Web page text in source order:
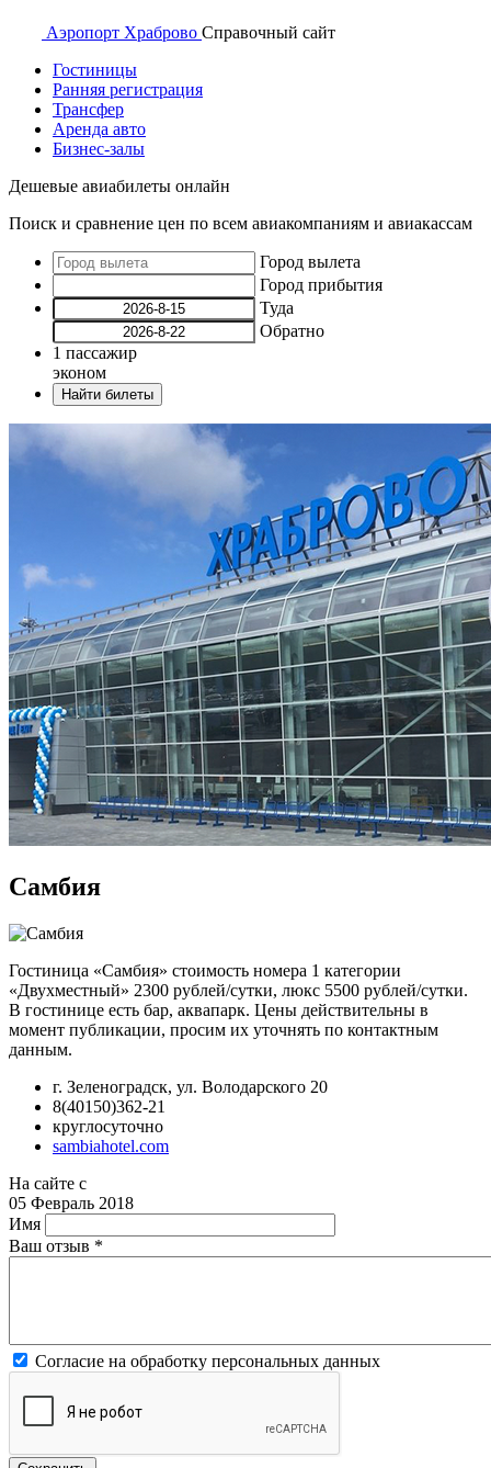
Аэропорт Храброво Справочный сайт
Гостиницы
Ранняя регистрация
Трансфер
Аренда авто
Бизнес-залы
Дешевые авиабилеты онлайн
Поиск и сравнение цен по всем авиакомпаниям и авиакассам
Город вылета
Город прибытия
Туда
Обратно
1 пассажир
эконом
Найти билеты
Самбия
Гостиница «Самбия» стоимость номера 1 категории
«Двухместный» 2300 рублей/сутки, люкс 5500 рублей/сутки.
В гостинице есть бар, аквапарк. Цены действительны в
момент публикации, просим их уточнять по контактным
данным.
г. Зеленоградск, ул. Володарского 20
8(40150)362-21
круглосуточно
sambiahotel.com
На сайте с
05 Февраль 2018
Имя
Ваш отзыв *
Согласие на обработку персональных данных